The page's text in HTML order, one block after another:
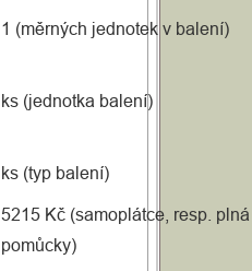
1 (měrných jednotek v balení)
ks (jednotka balení)
ks (typ balení)
5215 Kč (samoplátce, resp.
pomůcky)